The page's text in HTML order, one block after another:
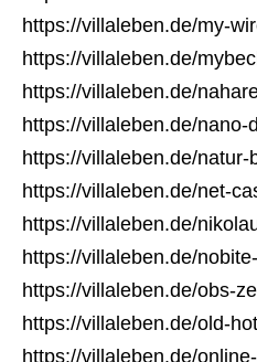
https://villaleben.de/my-
https://villaleben.de/
https://villaleben.de/
https://villaleben.de/nano-
https://villaleben.de/natur-
https://villaleben.de/net-
https://villaleben.de/
https://villaleben.de/
https://villaleben.de/obs-
https://villaleben.de/old-
https://villaleben.de/